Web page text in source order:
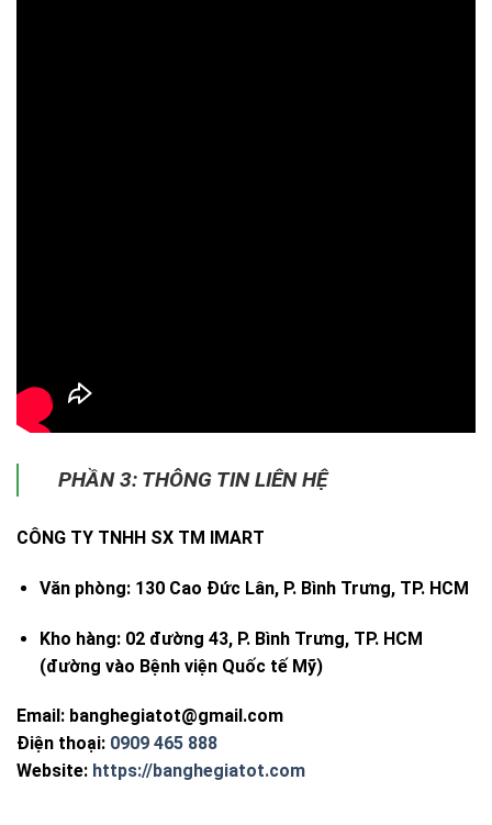
PHẦN 3: THÔNG TIN LIÊN HỆ
CÔNG TY TNHH SX TM IMART
Văn phòng:130 Cao Đức Lân, P. Bình Trưng, TP. HCM
Kho hàng:02 đường 43, P. Bình Trưng, TP. HCM
(đường vào Bệnh viện Quốc tế Mỹ)
Email: banghegiatot@gmail.com
Điện thoại: 0909 465 888
Website: https://banghegiatot.com